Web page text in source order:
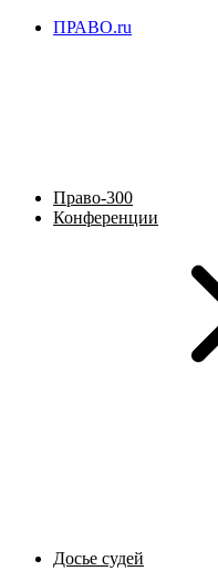
ПРАВО.ru
Право-300
Конференции
Досье судей